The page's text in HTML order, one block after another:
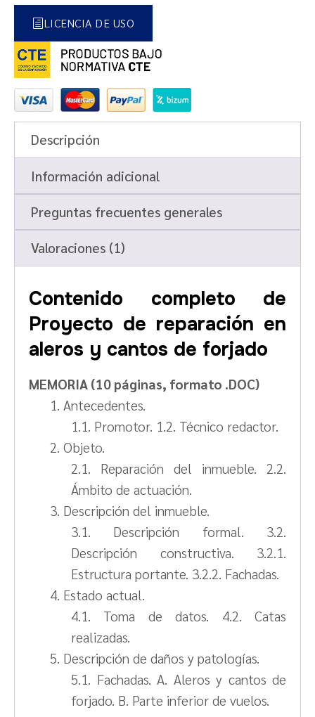
LICENCIA DE USO
Descripción
Información adicional
Preguntas frecuentes generales
Valoraciones (1)
Contenido completo de
Proyecto de reparación en
aleros y cantos de forjado
MEMORIA (10 páginas, formato .DOC)
1. Antecedentes.
1.1. Promotor. 1.2. Técnico redactor.
2. Objeto.
2.1. Reparación del inmueble. 2.2.
Ámbito de actuación.
3. Descripción del inmueble.
3.1. Descripción formal. 3.2.
Descripción constructiva. 3.2.1.
Estructura portante. 3.2.2. Fachadas.
4. Estado actual.
4.1. Toma de datos. 4.2. Catas
realizadas.
5. Descripción de daños y patologías.
5.1. Fachadas. A. Aleros y cantos de
forjado. B. Parte inferior de vuelos.